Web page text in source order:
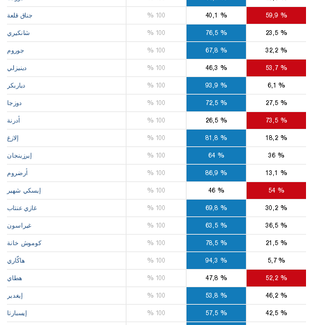
جناق قلعة %100 % %
59,9
شانكيري %100 %
76,5 %
23,5
جوروم %100 %
67,8 %
32,2
دينيزلي %100 % %
53,7
دياربكر %100 %
93,9 %
دوزجا %100 %
72,5 %
27,5
أدرنة %100 %
26,5 %
73,5
إلازغ %100 %
81,8 %
18,2
إيرزينجان %100 % %
أرضروم %100 %
86,9 %
إيسكي شهير %100 % %
غازي عنتاب %100 %
69,8 %
30,2
غيراسون %100 %
63,5 %
36,5
كوموش خانة %100 %
78,5 %
21,5
هاكّاري %100 % %
5,7
هطاي %100 %
47,8 %
52,2
إيغدير %100 %
53,8 %
46,2
إيسبارتا %100 %
57,5 %
42,5